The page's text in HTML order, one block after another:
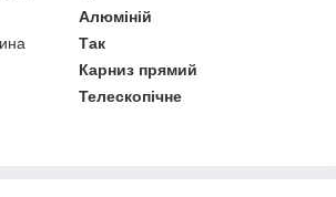
Алюміній
Так
Карниз прямий
Телескопічне